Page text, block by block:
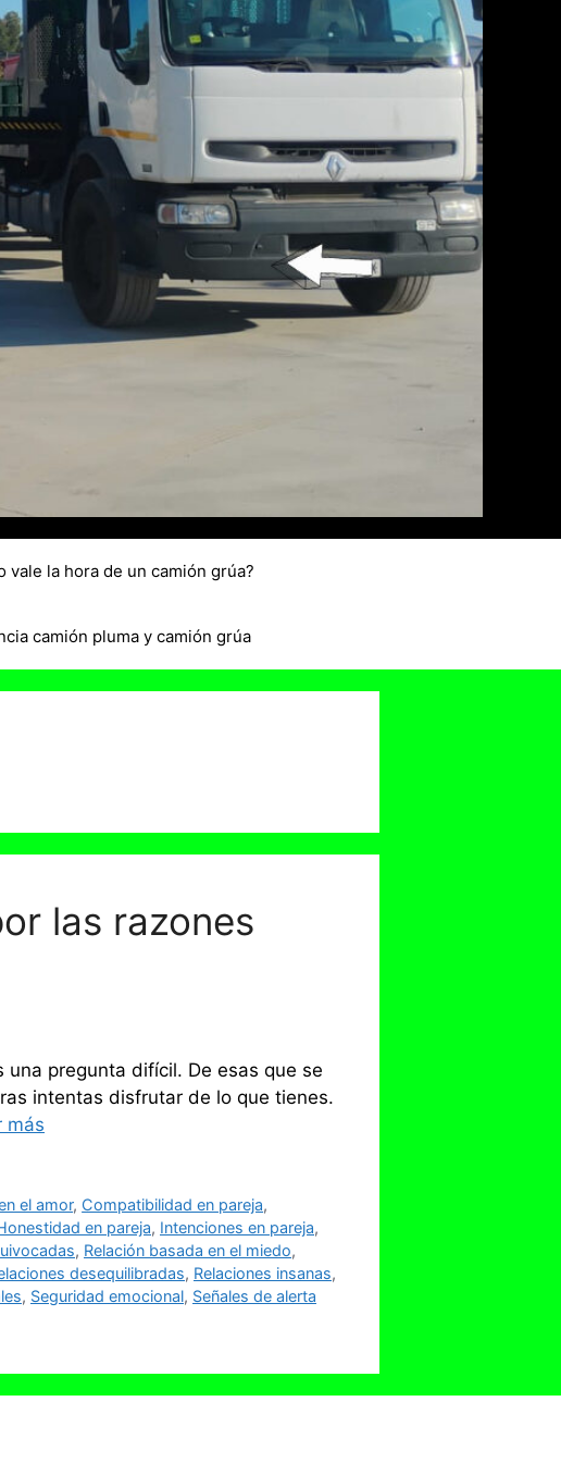
vale la hora de un camión grúa?
camión pluma y camión grúa
las razones
una pregunta difícil. De esas que se
intentas disfrutar de lo que tienes.
más
el amor, Compatibilidad en pareja,
en pareja, Intenciones en pareja,
, Relación basada en el miedo,
desequilibradas, Relaciones insanas,
, Seguridad emocional, Señales de alerta